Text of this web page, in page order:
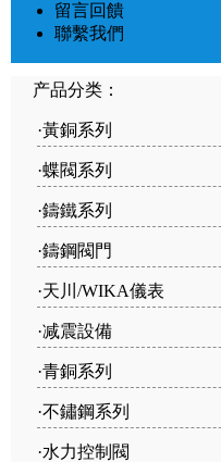
留言回饋
聯繫我們
产品分类：
·黃銅系列
·蝶閥系列
·鑄鐵系列
·鑄鋼閥門
·天川/WIKA儀表
·减震設備
·青銅系列
·不鏽鋼系列
·水力控制閥